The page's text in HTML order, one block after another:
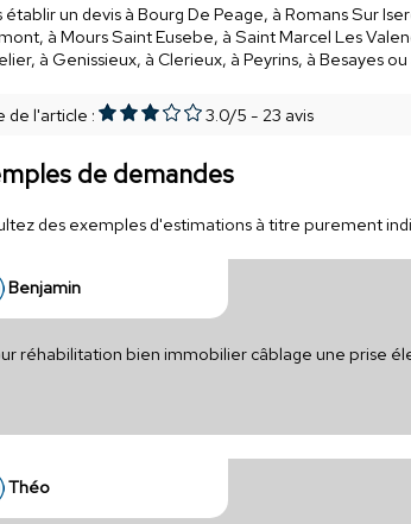
établir un devis à Bourg De Peage, à Romans Sur
à Mours Saint Eusebe, à Saint Marcel Les
à Genissieux, à Clerieux, à Peyrins, à Besayes
de l'article : 3.0/5 - 23 avis
de demandes
des exemples d'estimations à titre purement
Benjamin
réhabilitation bien immobilier câblage une prise
Théo